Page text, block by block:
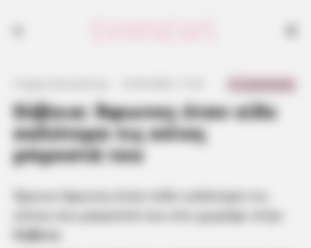
Εύβοια: Άφωνος όταν είδε
καλύτερα τις κότες
μπροστά του
Έμεινε άφωνος όταν είδε καλύτερα τις
Εύβοια